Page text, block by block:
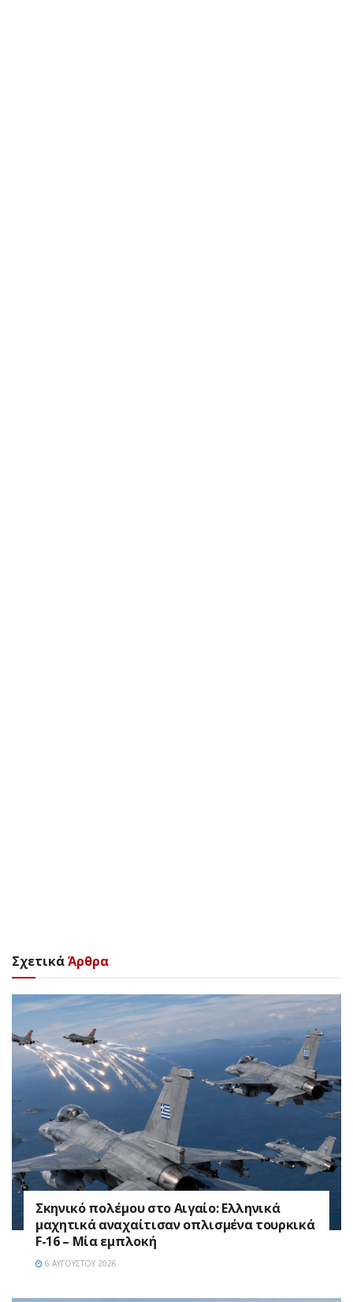
ΣχετικάΆρθρα
Σκηνικό πολέμου στο Αιγαίο: Ελληνικά
μαχητικά αναχαίτισαν οπλισμένα τουρκικά
F-16 – Μία εμπλοκή
6 ΑΥΓΟΎΣΤΟΥ 2026